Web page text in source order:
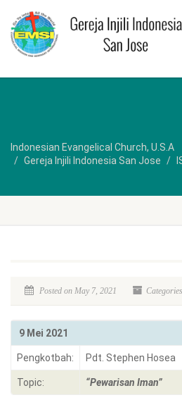
Indonesian Evangelical Church, U.S.A
Gereja Injili Indonesia San Jose
Posted on May 7, 2021
9 Mei 2021
Pengkotbah: Pdt. Stephen Hosea
Topic: “Pewarisan Iman”